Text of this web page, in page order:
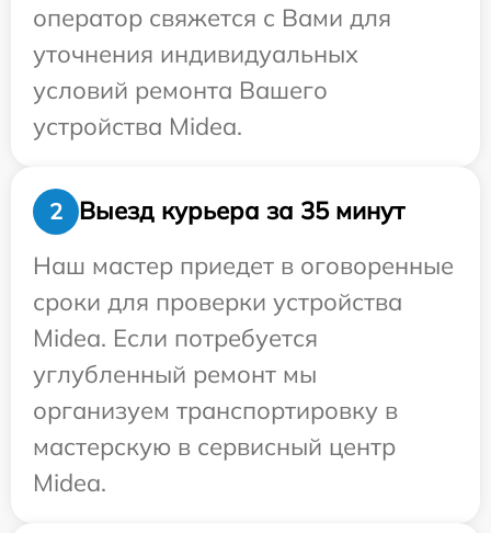
оператор свяжется с Вами для
уточнения индивидуальных
условий ремонта Вашего
устройства Midea.
2
Выезд курьера за 35 минут
Наш мастер приедет в оговоренные
сроки для проверки устройства
Midea. Если потребуется
углубленный ремонт мы
организуем транспортировку в
мастерскую в сервисный центр
Midea.